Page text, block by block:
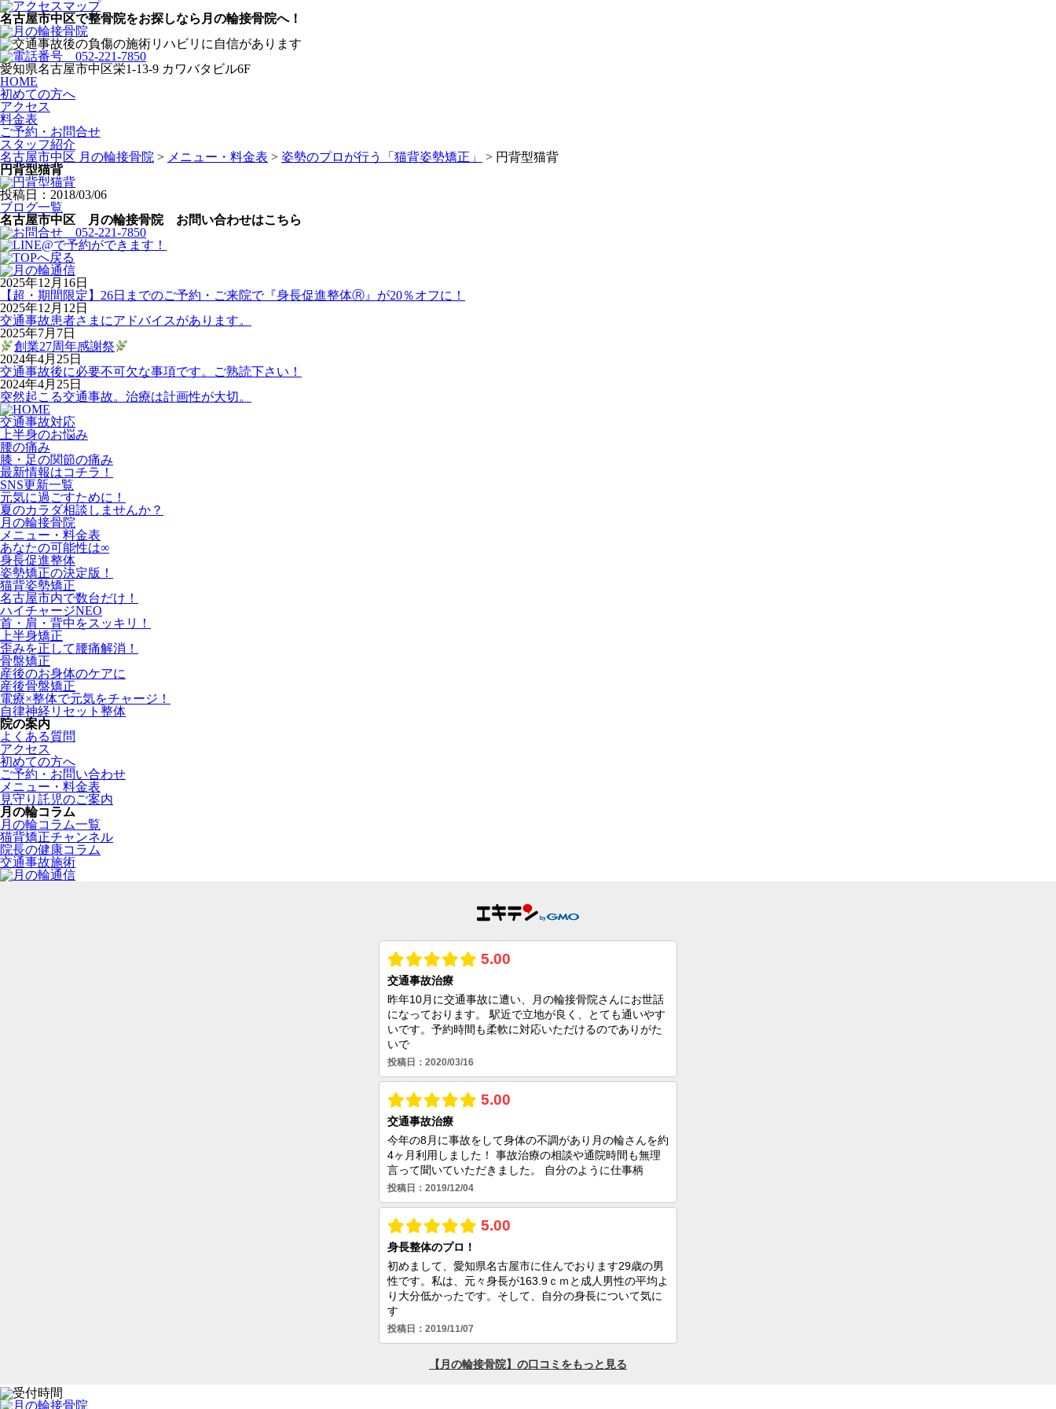
名古屋市中区で整骨院をお探しなら月の輪接骨院へ！
愛知県名古屋市中区栄1-13-9 カワバタビル6F
HOME
初めての方へ
アクセス
料金表
ご予約・お問合せ
スタッフ紹介
名古屋市中区 月の輪接骨院 > メニュー・料金表 > 姿勢のプロが行う「猫背姿勢矯正」 > 円背型猫背
円背型猫背
投稿日：2018/03/06
ブログ一覧
名古屋市中区 月の輪接骨院 お問い合わせはこちら
2025年12月16日
【超・期間限定】26日までのご予約・ご来院で『身長促進整体Ⓡ』が20％オフに！
2025年12月12日
交通事故患者さまにアドバイスがあります。
2025年7月7日
創業27周年感謝祭
2024年4月25日
交通事故後に必要不可欠な事項です。ご熟読下さい！
2024年4月25日
突然起こる交通事故。治療は計画性が大切。
交通事故対応
上半身のお悩み
腰の痛み
膝・足の関節の痛み
最新情報はコチラ！
SNS更新一覧
元気に過ごすために！
夏のカラダ相談しませんか？
月の輪接骨院
メニュー・料金表
あなたの可能性は∞
身長促進整体
姿勢矯正の決定版！
猫背姿勢矯正
名古屋市内で数台だけ！
ハイチャージNEO
首・肩・背中をスッキリ！
上半身矯正
歪みを正して腰痛解消！
骨盤矯正
産後のお身体のケアに
産後骨盤矯正
電療×整体で元気をチャージ！
自律神経リセット整体
院の案内
よくある質問
アクセス
初めての方へ
ご予約・お問い合わせ
メニュー・料金表
見守り託児のご案内
月の輪コラム
月の輪コラム一覧
猫背矯正チャンネル
院長の健康コラム
交通事故施術